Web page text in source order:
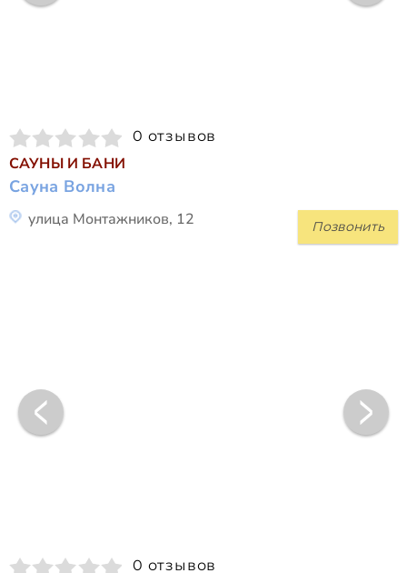
0 отзывов
САУНЫ И БАНИ
Сауна Волна
Позвонить
улица Монтажников, 12
0 отзывов